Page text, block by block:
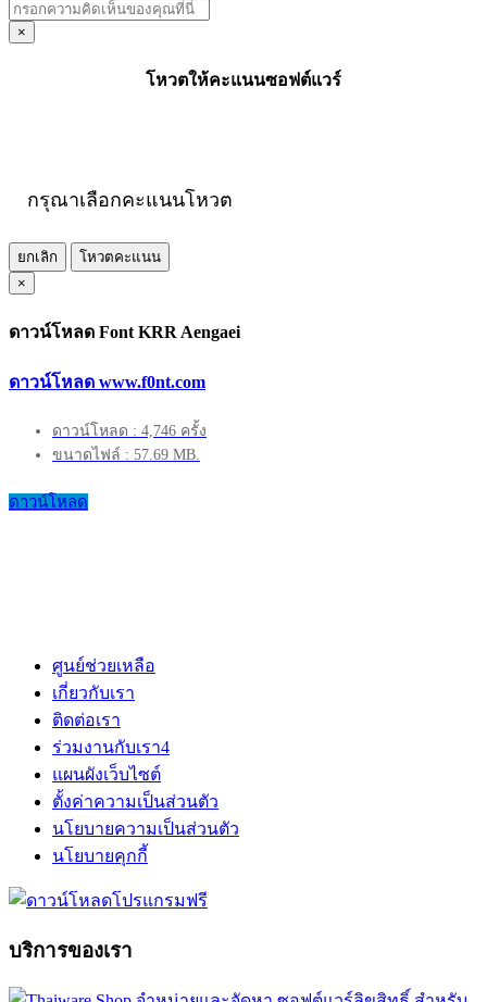
×
โหวตให้คะแนนซอฟต์แวร์
กรุณาเลือกคะแนนโหวต
ยกเลิก
โหวตคะแนน
×
ดาวน์โหลด Font KRR Aengaei
ดาวน์โหลด www.f0nt.com
ดาวน์โหลด : 4,746 ครั้ง
ขนาดไฟล์ : 57.69 MB.
ดาวน์โหลด
ศูนย์ช่วยเหลือ
เกี่ยวกับเรา
ติดต่อเรา
ร่วมงานกับเรา4
แผนผังเว็บไซต์
ตั้งค่าความเป็นส่วนตัว
นโยบายความเป็นส่วนตัว
นโยบายคุกกี้
บริการของเรา